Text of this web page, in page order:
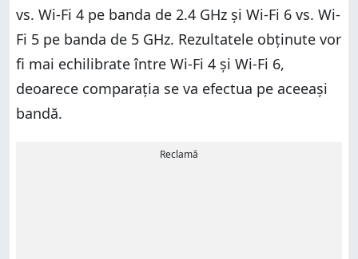
vs. Wi-Fi 4 pe banda de 2.4 GHz și Wi-Fi 6 vs. Wi-
Fi 5 pe banda de 5 GHz. Rezultatele obținute vor
fi mai echilibrate între Wi-Fi 4 și Wi-Fi 6,
deoarece comparația se va efectua pe aceeași
bandă.
Reclamă